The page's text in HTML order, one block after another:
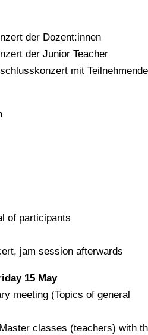
der Dozent:innen
der Junior Teacher
mit
of participants
jam session afterwards
15 May
meeting (Topics of general
classes (teachers) with